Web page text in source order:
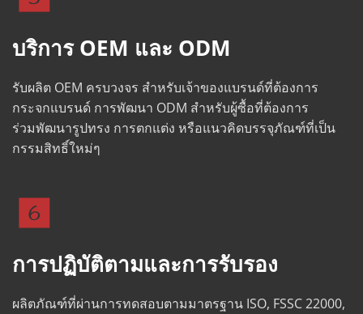
บริการ OEM และ ODM
รับผลิต OEM ครบวงจร สำหรับเจ้าของแบรนด์ที่ต้องการ
กระจกแบรนด์ การพัฒนา ODM สำหรับผู้ซื้อที่ต้องการ
ร่วมพัฒนารูปทรง การตกแต่ง หรือแนวคิดบรรจุภัณฑ์ที่เป็น
กรรมสิทธิ์ใหม่ๆ
การปฏิบัติตามและการรับรอง
ผลิตภัณฑ์ที่ผ่านการทดสอบตามมาตรฐาน ISO, FSSC 22000,